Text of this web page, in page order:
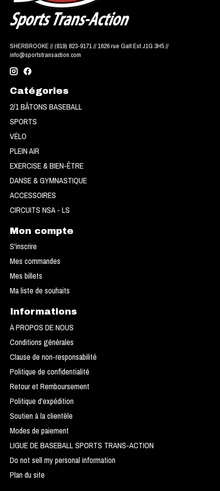
SHERBROOKE // (819) 823-9171 // 1626 rue Galt Est J1G 3H5 //
info@sportstransaction.com
Catégories
2/1 BÂTONS BASEBALL
SPORTS
VÉLO
PLEIN AIR
EXERCISE & BIEN-ÊTRE
DANSE & GYMNASTIQUE
ACCESSOIRES
CIRCUITS NSA - LS
Mon compte
S'inscrire
Mes commandes
Mes billets
Ma liste de souhaits
Informations
À PROPOS DE NOUS
Conditions générales
Clause de non-responsabilité
Politique de confidentialité
Retour et Remboursement
Politique d'expédition
Soutien à la clientèle
Modes de paiement
LIGUE DE BASEBALL SPORTS TRANS-ACTION
Do not sell my personal information
Plan du site